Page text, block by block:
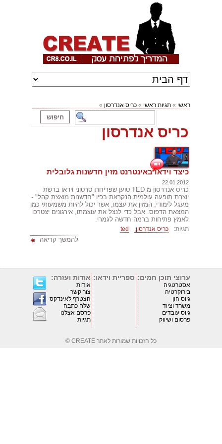
ראשי » תגיות ראשי » כריס אנדרסון »
כריס אנדרסון
כיצד וידאו באינטרנט מזין חדשנות גלובלית
22.01.2012
כריס אנדרסון מ-TED טוען שפריחת סרטוני וידאו ברשת
יוצרת תופעה עולמית הנקראת בפיו "חדשנות מואצת קהל" -
מעגל לימודי, המזין את עצמו, אשר יכול להיות משמעותי כמו
המצאת הדפוס. אבל כדי לנצל את עוצמתו, אירגונים יצטרכו
לאמץ פתיחות ברמה חדשה לגמרי.
תגיות: כריס אנדרסון, ted
להמשך קריאה
ערוצי תוכן חמים:
אסטרטגיה
בירוקרטיה
גיוס הון
משרד וציוד
גיוס עובדים
פרסום ושיווק
ספריית וידאו: אודות ועזרה:
אודות
צור קשר
הצטרף לאינדקס
שלח כתבה
פרסם אצלנו
תגיות
כל הזכויות שמורות לאתר CREATE ©